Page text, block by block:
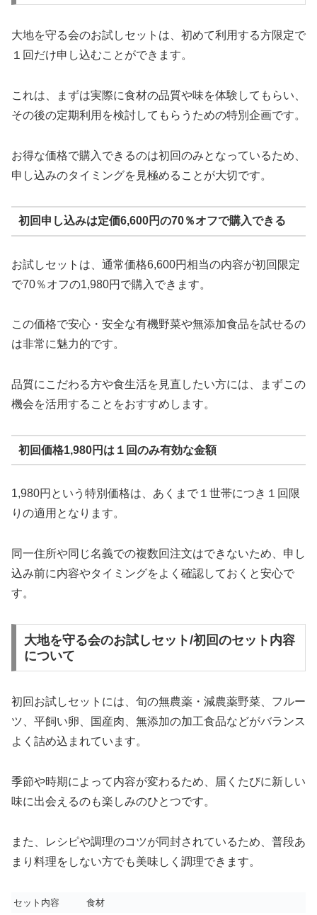
大地を守る会のお試しセットは、初めて利用する方限定で
１回だけ申し込むことができます。
これは、まずは実際に食材の品質や味を体験してもらい、
その後の定期利用を検討してもらうための特別企画です。
お得な価格で購入できるのは初回のみとなっているため、
申し込みのタイミングを見極めることが大切です。
初回申し込みは定価6,600円の70％オフで購入できる
お試しセットは、通常価格6,600円相当の内容が初回限定
で70％オフの1,980円で購入できます。
この価格で安心・安全な有機野菜や無添加食品を試せるの
は非常に魅力的です。
品質にこだわる方や食生活を見直したい方には、まずこの
機会を活用することをおすすめします。
初回価格1,980円は１回のみ有効な金額
1,980円という特別価格は、あくまで１世帯につき１回限
りの適用となります。
同一住所や同じ名義での複数回注文はできないため、申し
込み前に内容やタイミングをよく確認しておくと安心で
す。
大地を守る会のお試しセット/初回のセット内容
について
初回お試しセットには、旬の無農薬・減農薬野菜、フルー
ツ、平飼い卵、国産肉、無添加の加工食品などがバランス
よく詰め込まれています。
季節や時期によって内容が変わるため、届くたびに新しい
味に出会えるのも楽しみのひとつです。
また、レシピや調理のコツが同封されているため、普段あ
まり料理をしない方でも美味しく調理できます。
セット内容 食材